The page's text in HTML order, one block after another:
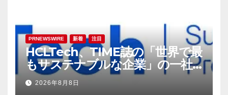
PRNEWSWIRE 新着 注目
HCLTech、TIME誌の「世界で最
もサステナブルな企業」の一社
に選出
2026年8月8日